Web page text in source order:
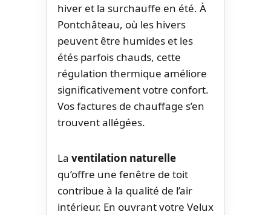
hiver et la surchauffe en été. À
Pontchâteau, où les hivers
peuvent être humides et les
étés parfois chauds, cette
régulation thermique améliore
significativement votre confort.
Vos factures de chauffage s’en
trouvent allégées.
La ventilation naturelle
qu’offre une fenêtre de toit
contribue à la qualité de l’air
intérieur. En ouvrant votre Velux